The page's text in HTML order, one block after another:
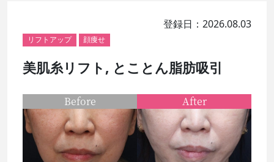
登録日：2026.08.03
リフトアップ 顔痩せ
美肌糸リフト, とことん脂肪吸引
Before After